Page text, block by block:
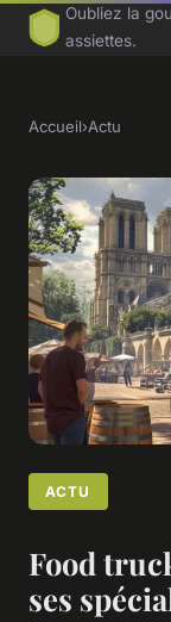
Oubliez la
assiettes.
Accueil›Actu
ACTU
Food
ses